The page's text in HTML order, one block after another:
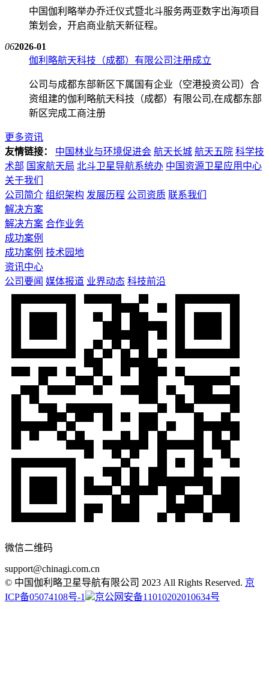
中国伽利略举办乔迁仪式暨北斗服务两亚数字出海项目
策划会，开启商业航天新征程。
062026-01
伽利略航天科技（成都）有限公司注册成立
公司与成都东部新区下属国有企业（空港投资公司）合
资组建的伽利略航天科技（成都）有限公司,在成都东部
新区完成工商注册
更多资讯
友情链接：
中国林业与环境促进会 航天长城 航天五院 科学技
术部 国家航天局 北斗卫星导航系统办 中国资源卫星应用中心
关于我们
公司简介 组织架构 发展历程 公司资质 联系我们
解决方案
解决方案 合作业务
成功案例
成功案例 技术园地
资讯中心
公司要闻 媒体报道 业界动态 科技前沿
微信二维码
support@chinagi.com.cn
© 中国伽利略卫星导航有限公司 2023 All Rights Reserved. 京
ICP备05074108号-1
京公网安备11010202010634号